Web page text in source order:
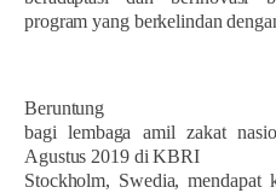
program yang berkelindan
Beruntung
bagi lembaga amil zakat
Agustus 2019 di KBRI
Stockholm, Swedia, mendapat